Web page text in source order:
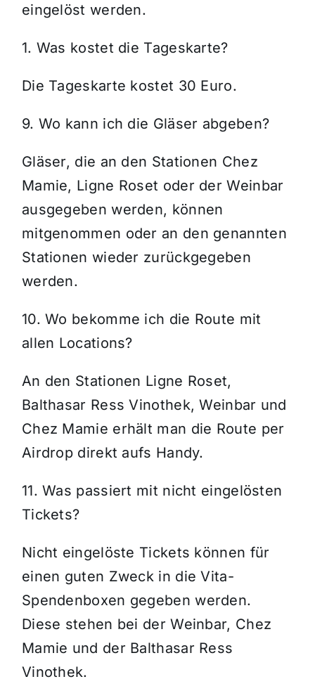
eingelöst werden.
1. Was kostet die Tageskarte?
Die Tageskarte kostet 30 Euro.
9. Wo kann ich die Gläser abgeben?
Gläser, die an den Stationen Chez
Mamie, Ligne Roset oder der Weinbar
ausgegeben werden, können
mitgenommen oder an den genannten
Stationen wieder zurückgegeben
werden.
10. Wo bekomme ich die Route mit
allen Locations?
An den Stationen Ligne Roset,
Balthasar Ress Vinothek, Weinbar und
Chez Mamie erhält man die Route per
Airdrop direkt aufs Handy.
11. Was passiert mit nicht eingelösten
Tickets?
Nicht eingelöste Tickets können für
einen guten Zweck in die Vita-
Spendenboxen gegeben werden.
Diese stehen bei der Weinbar, Chez
Mamie und der Balthasar Ress
Vinothek.